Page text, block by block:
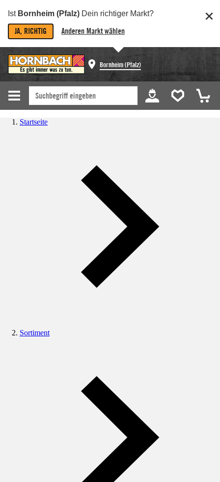
Ist Bornheim (Pfalz) Dein richtiger Markt?
JA, RICHTIG Anderen Markt wählen
Bornheim (Pfalz)
Startseite
Sortiment